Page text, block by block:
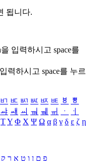
됩니다.
을 입력하시고 space를
력하시고 space를 누르
ㅲ ㅳ ㅴ ㅵ ㅶ ㅷ ㅸ
ㅹ
ㆇ ㆈ ㆉ ㆊ ㆋ ㆌ ㆍ
ㆎ
ΤΥ Φ Χ Ψ Ω α β γ δ ε ζ η
פ ם ן ו ט א ר ק